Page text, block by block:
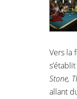
Vers la
Stone,
allant